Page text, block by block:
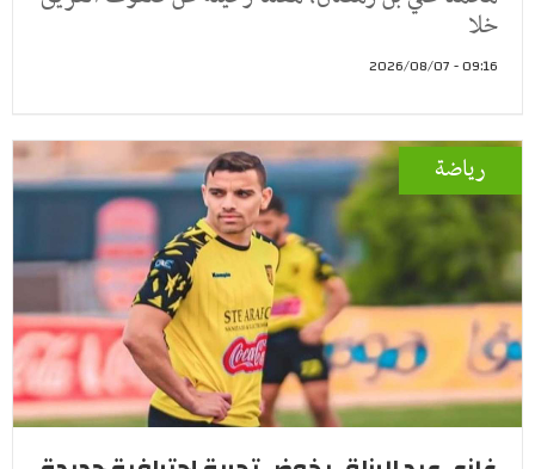
خلا
09:16 - 2026/08/07
رياضة